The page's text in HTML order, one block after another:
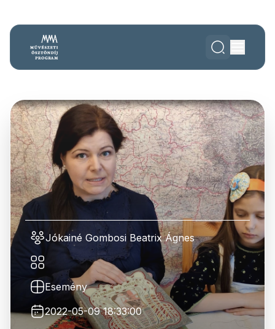
Jókainé Gombosi Beatrix Ágnes
Esemény
2022-05-09 18:33:00